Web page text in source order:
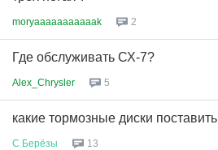
moryaaaaaaaaaaak 2
Где обслуживать СХ-7?
Alex_Chrysler 5
какие тормозные диски поставить
С Берёзы 13